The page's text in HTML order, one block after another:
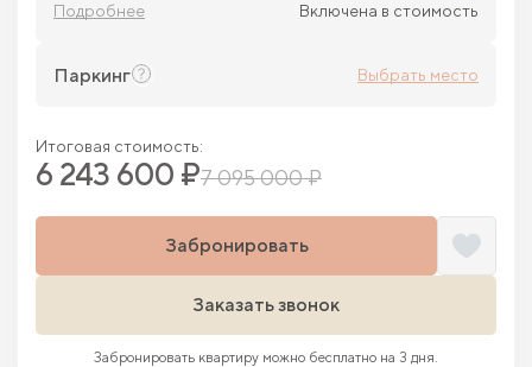
Подробнее
Включена в стоимость
Паркинг Выбрать место
Итоговая стоимость:
6 243 600 ₽7 095 000 ₽
Забронировать
Заказать звонок
Забронировать квартиру можно бесплатно на 3 дня.